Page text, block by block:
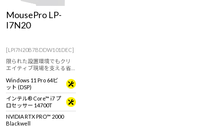
MousePro LP-
I7N20
[LPI7N20B7BDDW101DEC]
限られた設置環境でもクリ
エイティブ現場を支える省
コン
Windows 11 Pro 64ビ
ット (DSP)
インテル® Core™ i7 プ
ロセッサー 14700T
NVIDIA RTX PRO™ 2000
Blackwell